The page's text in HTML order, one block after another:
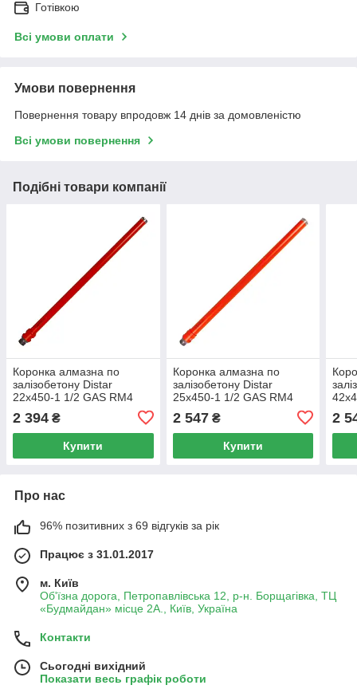
Готівкою
Всі умови оплати
Умови повернення
Повернення товару впродовж 14 днів за домовленістю
Всі умови повернення
Подібні товари компанії
Коронка алмазна по
залізобетону Distar
22x450-1 1/2 GAS RM4
2 394 ₴
Купити
Коронка алмазна по
залізобетону Distar
25x450-1 1/2 GAS RM4
2 547₴
Купити
2
Про нас
96% позитивних з 69 відгуків за рік
Працює з 31.01.2017
м. Київ
Об'їзна дорога, Петропавлівська 12, р-н. Борщагівка, ТЦ
«Будмайдан» місце 2А., Київ, Україна
Контакти
Сьогодні вихідний
Показати весь графік роботи